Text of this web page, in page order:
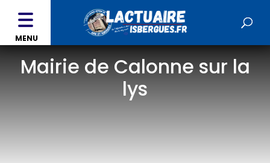
MENU
Mairie de Calonne sur la
lys